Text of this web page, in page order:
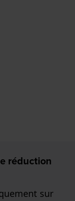
réduction
sur